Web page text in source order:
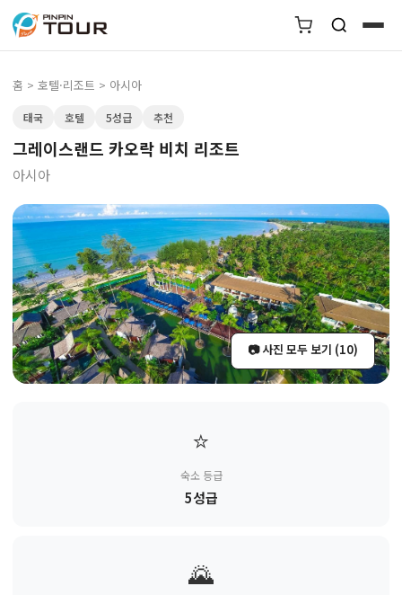
홈 > 호텔·리조트 > 아시아
태국 호텔 5성급 추천
그레이스랜드 카오락 비치 리조트
아시아
📷 사진 모두 보기 (10)
⭐
숙소 등급
5성급
🌄